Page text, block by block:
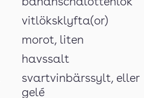
bananschalottenlök
vitlöksklyfta(or)
morot, liten
havssalt
svartvinbärssylt, eller
gelé